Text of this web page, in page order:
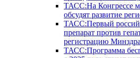
ТАСС:На Конгрессе
обсудят развитие
ТАСС:Первый
препарат против
регистрацию
ТАСС:Программа